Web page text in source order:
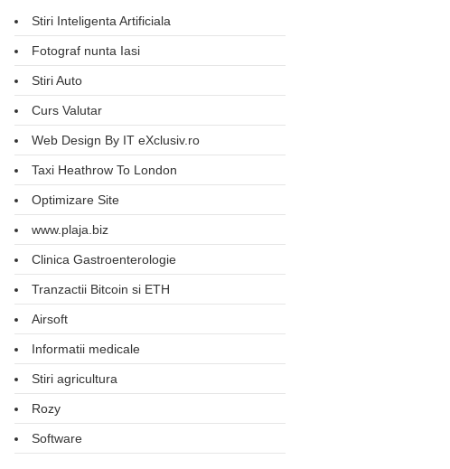
Stiri Inteligenta Artificiala
Fotograf nunta Iasi
Stiri Auto
Curs Valutar
Web Design By IT eXclusiv.ro
Taxi Heathrow To London
Optimizare Site
www.plaja.biz
Clinica Gastroenterologie
Tranzactii Bitcoin si ETH
Airsoft
Informatii medicale
Stiri agricultura
Rozy
Software